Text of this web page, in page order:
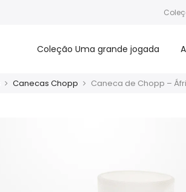
Coleção Uma grande jogada
Canecas Chopp Caneca de Chopp –